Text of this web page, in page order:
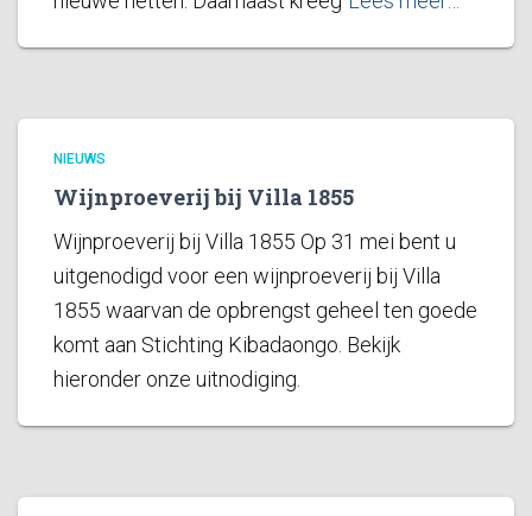
NIEUWS
Wijnproeverij bij Villa 1855
Wijnproeverij bij Villa 1855 Op 31 mei bent u
uitgenodigd voor een wijnproeverij bij Villa
1855 waarvan de opbrengst geheel ten goede
komt aan Stichting Kibadaongo. Bekijk
hieronder onze uitnodiging.